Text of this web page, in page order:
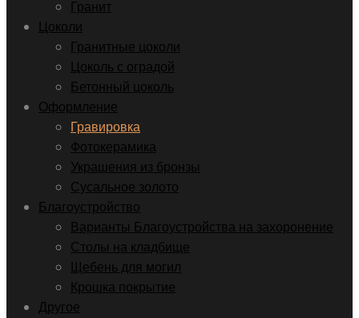
Гранит
Цоколи
Гранитные цоколи
Цоколь с оградой
Бетонный цоколь
Оформление
Гравировка
Фотокерамика
Украшения из бронзы
Сусальное золото
Благоустройство
Варианты Благоустройства на захоронение
Столы на кладбище
Щебень для могил
Крошка покрытие
Другое